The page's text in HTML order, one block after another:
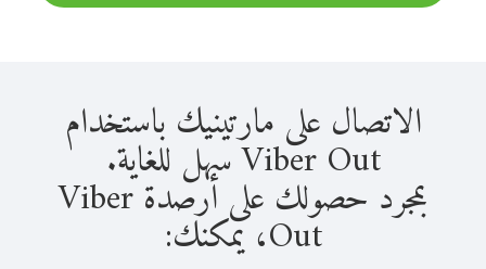
الاتصال على مارتينيك باستخدام
Viber Out سهل للغاية.
بمجرد حصولك على أرصدة Viber
Out، يمكنك: